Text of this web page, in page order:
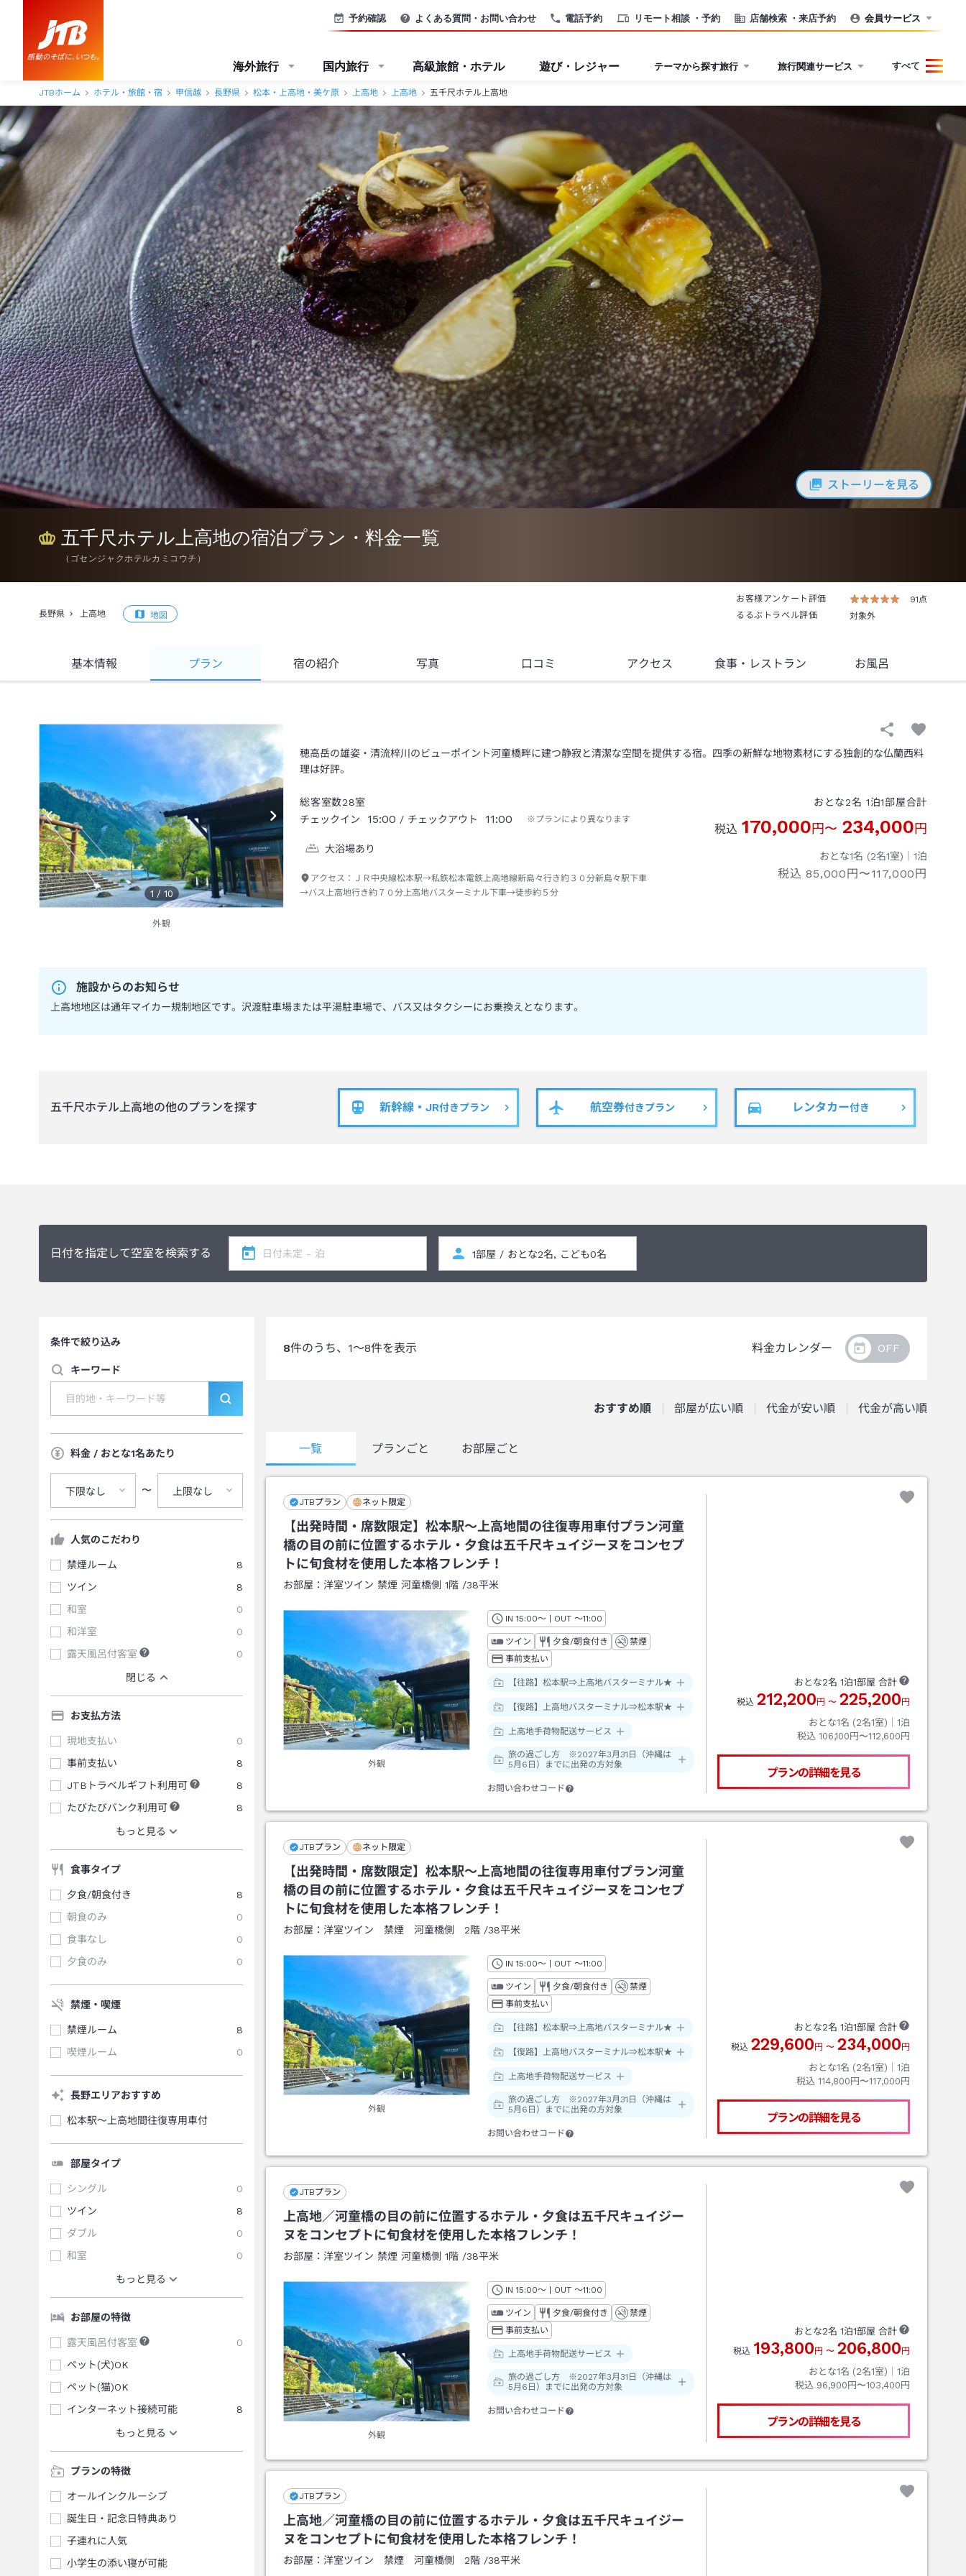
電話予約 リモート相談 ・予約 店舗検索 ・来店予約
予約確認 よくある質問・お問い合わせ 会員サービス
海外旅行 国内旅行 高級旅館・ホテル 遊び・レジャー テーマから探す旅行 旅行関連サービス すべて
JTBホーム ホテル・旅館・宿 甲信越 長野県 松本・上高地・美ケ原 上高地 上高地 五千尺ホテル上高地
ストーリーを見る
五千尺ホテル上高地の宿泊プラン・料金一覧
（ ゴセンジャクホテルカミコウチ ）
長野県 上高地 地図
お客様アンケート評価
91点
るるぶトラベル評価
対象外
基本情報 プラン 宿の紹介 写真 口コミ アクセス 食事 ・レストラン お風呂
1 / 10
外観
穂高岳の雄姿・清流梓川のビューポイント河童橋畔に建つ静寂と清潔な空間を提供する宿。四季の新鮮な地物素材にする独創的な仏蘭西料
理は好評。
総客室数28室
チェックイン
15:00 / チェックアウト 11:00 ※プランにより異なります
大浴場あり
アクセス： ＪＲ中央線松本駅→私鉄松本電鉄上高地線新島々行き約３０分新島々駅下車
→バス上高地行き約７０分上高地バスターミナル下車→徒歩約５分
おとな2名 1泊1部屋合計
税込 170,000円〜 234,000円
おとな1名 (2名1室)｜ 1泊
税込 85,000円〜117,000円
施設からのお知らせ
上高地地区は通年マイカー規制地区です。沢渡駐車場または平湯駐車場で、バス又はタクシーにお乗換えとなります。
五千尺ホテル上高地の他のプランを探す 新幹線・JR付きプラン 航空券付きプラン レンタカー付き
日付を指定して空室を検索する
条件で絞り込み
キーワード
料金 / おとな1名あたり
下限なし 〜 上限なし
人気のこだわり
禁煙ルーム
8
ツイン
8
和室
0
和洋室
0
露天風呂付客室
0
閉じる
お支払方法
現地支払い
0
事前支払い
8
JTBトラベルギフト利用可
8
たびたびバンク利用可
8
もっと見る
食事タイプ
夕食/朝食付き
8
朝食のみ
0
食事なし
0
夕食のみ
0
禁煙・喫煙
禁煙ルーム
8
喫煙ルーム
0
長野エリアおすすめ
松本駅～上高地間往復専用車付
部屋タイプ
シングル
0
ツイン
8
ダブル
0
和室
0
もっと見る
お部屋の特徴
露天風呂付客室
0
ペット(犬)OK
ペット(猫)OK
インターネット接続可能
8
もっと見る
プランの特徴
オールインクルーシブ
誕生日・記念日特典あり
子連れに人気
小学生の添い寝が可能
8件のうち、 1～8件を表示 料金カレンダー
おすすめ順 部屋が広い順 代金が安い順 代金が高い順
一覧 プランごと お部屋ごと
JTBプラン ネット限定
【出発時間・席数限定】松本駅～上高地間の往復専用車付プラン河童
橋の目の前に位置するホテル・夕食は五千尺キュイジーヌをコンセプ
トに旬食材を使用した本格フレンチ！
お部屋： 洋室ツイン 禁煙 河童橋側 1階/38平米
外観
IN チェックイン
15:00～ | OUT チェックアウト
～11:00
ツイン 夕食/朝食付き
禁煙
事前支払い
【往路】松本駅⇒上高地バスターミナル★
【復路】上高地バスターミナル⇒松本駅★
上高地手荷物配送サービス
旅の過ごし方 ※2027年3月31日（沖縄は
5月6日）までに出発の方対象
お問い合わせコード
おとな2名 1泊1部屋 合計
税込 212,200円 〜 225,200円
おとな1名 (2名1室)｜ 1泊
税込 106,100円〜112,600円
プランの詳細を見る
JTBプラン ネット限定
【出発時間・席数限定】松本駅～上高地間の往復専用車付プラン河童
橋の目の前に位置するホテル・夕食は五千尺キュイジーヌをコンセプ
トに旬食材を使用した本格フレンチ！
お部屋： 洋室ツイン 禁煙 河童橋側 2階/38平米
外観
IN チェックイン
15:00～ | OUT チェックアウト
～11:00
ツイン 夕食/朝食付き
禁煙
事前支払い
【往路】松本駅⇒上高地バスターミナル★
【復路】上高地バスターミナル⇒松本駅★
上高地手荷物配送サービス
旅の過ごし方 ※2027年3月31日（沖縄は
5月6日）までに出発の方対象
お問い合わせコード
おとな2名 1泊1部屋 合計
税込 229,600円 〜 234,000円
おとな1名 (2名1室)｜ 1泊
税込 114,800円〜117,000円
プランの詳細を見る
JTBプラン
上高地／河童橋の目の前に位置するホテル・夕食は五千尺キュイジー
ヌをコンセプトに旬食材を使用した本格フレンチ！
お部屋： 洋室ツイン 禁煙 河童橋側 1階/38平米
外観
IN チェックイン
15:00～ | OUT チェックアウト
～11:00
ツイン 夕食/朝食付き
禁煙
事前支払い
上高地手荷物配送サービス
旅の過ごし方 ※2027年3月31日（沖縄は
5月6日）までに出発の方対象
お問い合わせコード
おとな2名 1泊1部屋 合計
税込 193,800円 〜 206,800円
おとな1名 (2名1室)｜ 1泊
税込 96,900円〜103,400円
プランの詳細を見る
JTBプラン
上高地／河童橋の目の前に位置するホテル・夕食は五千尺キュイジー
ヌをコンセプトに旬食材を使用した本格フレンチ！
お部屋： 洋室ツイン 禁煙 河童橋側 2階/38平米